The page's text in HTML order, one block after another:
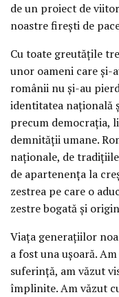
de un proiect de
noastre fireşti de
Cu toate greutăţile
unor oameni care şi-
românii nu şi-au
identitatea naţională
precum democraţia,
demnităţii umane.
naţionale, de
de apartenenţa la
zestrea pe care o
zestre bogată şi
Viaţa generaţiilor
a fost una uşoară.
suferinţă, am văzut
împlinite. Am văzut